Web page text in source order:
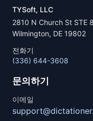
TYSoft, LLC
2810 N Church St STE
Wilmington, DE 19802
전화기
(336) 644-3608
문의하기
이메일